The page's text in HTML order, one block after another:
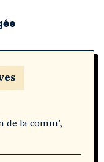
de la comm’,